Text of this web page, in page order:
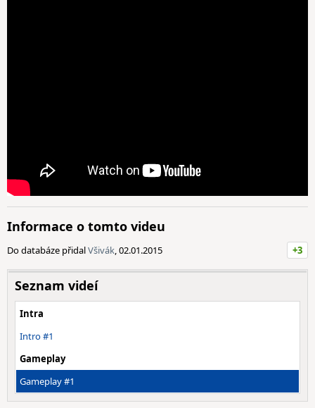
Informace o tomto videu
Do databáze přidalVšivák, 02.01.2015 +3
Seznam videí
Intra
Intro #1
Gameplay
Gameplay #1